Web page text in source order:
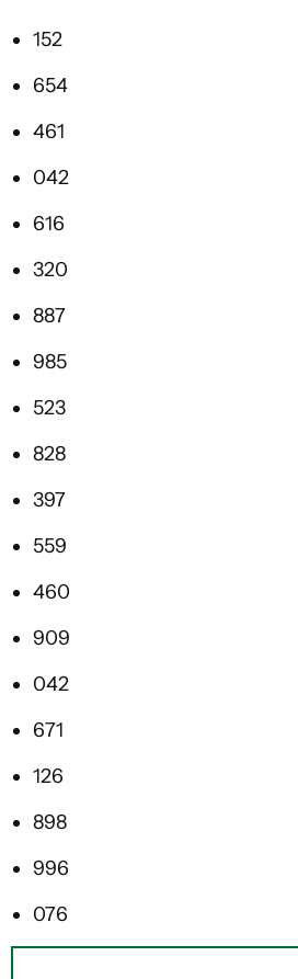
152
654
461
042
616
320
887
985
523
828
397
559
460
909
042
671
126
898
996
076